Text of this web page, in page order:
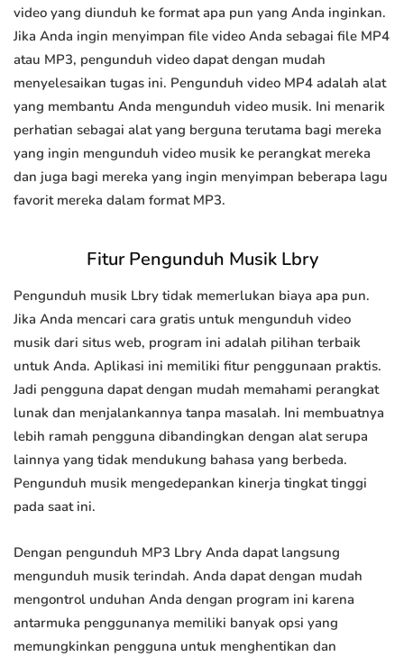
video yang diunduh ke format apa pun yang Anda inginkan.
Jika Anda ingin menyimpan file video Anda sebagai file MP4
atau MP3, pengunduh video dapat dengan mudah
menyelesaikan tugas ini. Pengunduh video MP4 adalah alat
yang membantu Anda mengunduh video musik. Ini menarik
perhatian sebagai alat yang berguna terutama bagi mereka
yang ingin mengunduh video musik ke perangkat mereka
dan juga bagi mereka yang ingin menyimpan beberapa lagu
favorit mereka dalam format MP3.
Fitur Pengunduh Musik Lbry
Pengunduh musik Lbry tidak memerlukan biaya apa pun.
Jika Anda mencari cara gratis untuk mengunduh video
musik dari situs web, program ini adalah pilihan terbaik
untuk Anda. Aplikasi ini memiliki fitur penggunaan praktis.
Jadi pengguna dapat dengan mudah memahami perangkat
lunak dan menjalankannya tanpa masalah. Ini membuatnya
lebih ramah pengguna dibandingkan dengan alat serupa
lainnya yang tidak mendukung bahasa yang berbeda.
Pengunduh musik mengedepankan kinerja tingkat tinggi
pada saat ini.
Dengan pengunduh MP3 Lbry Anda dapat langsung
mengunduh musik terindah. Anda dapat dengan mudah
mengontrol unduhan Anda dengan program ini karena
antarmuka penggunanya memiliki banyak opsi yang
memungkinkan pengguna untuk menghentikan dan